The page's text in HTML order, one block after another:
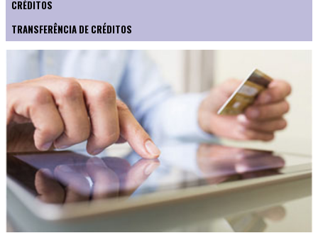
CRÉDITOS
TRANSFERÊNCIA DE CRÉDITOS